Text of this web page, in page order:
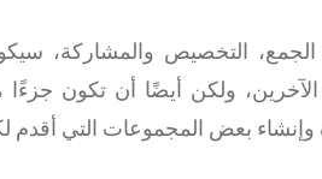
الجمع، التخصيص والمشاركة،
ولكن أيضًا أن تكون
وإنشاء بعض المجموعات التي أقدم